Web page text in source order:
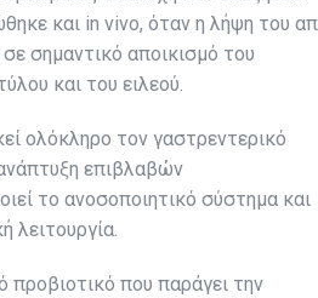
και in vivo, όταν η λήψη του
σημαντικό αποικισμό του
και του ειλεού.
ολόκληρο τον γαστρεντερικό
επιβλαβών
το ανοσοποιητικό σύστημα και
λειτουργία.
προβιοτικό που παράγει την